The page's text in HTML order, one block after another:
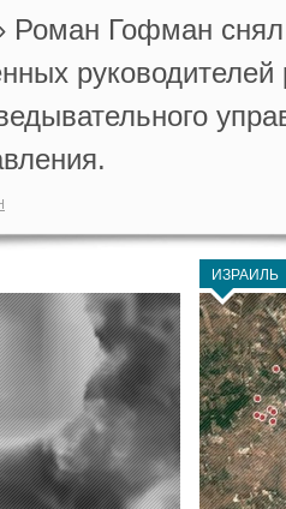
Роман Гофман снял
ИЗРАИЛЬ